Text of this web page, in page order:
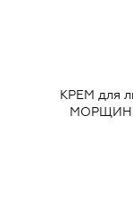
КРЕМ для
МОРЩИН